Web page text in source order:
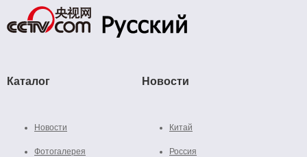
Каталог
Новости
Фотогалерея
Новости
Китай
Россия